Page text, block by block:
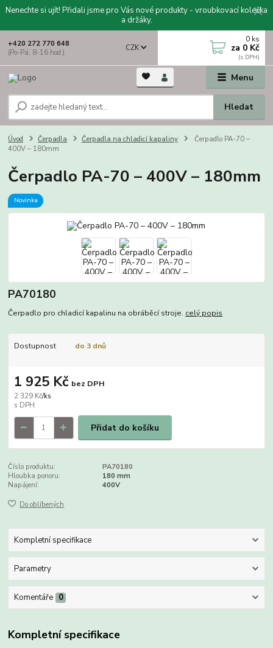
Nenechte si ujít! Přidali jsme pro Vás nové produkty - vroubkovací kolečka
a držáky.
Menu
CZK
Hledat
+420 272 770 648
(Po-Pá, 8-16 hod.)
0 ks
za 0 Kč
Úvod Čerpadla Čerpadla na chladicí kapaliny
Čerpadlo PA-70 –
400V – 180mm
Čerpadlo PA-70 – 400V – 180mm
Novinka
PA70180
Čerpadlo pro chladicí kapalinu na obráběcí stroje. celý popis
Dostupnost do 3 dnů
2 329 Kč/ks
1 925 Kč bez DPH
Přidat do košíku
Číslo produktu:
PA70180
Hloubka ponoru:
180 mm
Napájení:
400V
Do oblíbených
Kompletní specifikace
Parametry
Komentáře 0
Kompletní specifikace